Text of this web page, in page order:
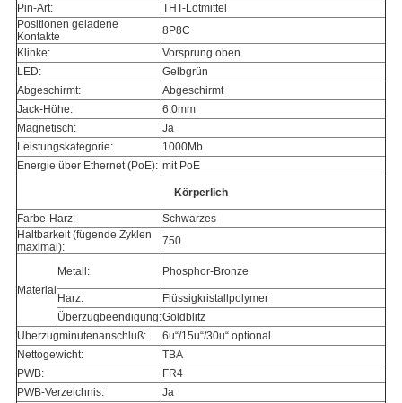
Pin-Art:
THT-Lötmittel
Positionen geladene
Kontakte
8P8C
Klinke:
Vorsprung oben
LED:
Gelbgrün
Abgeschirmt:
Abgeschirmt
Jack-Höhe:
6.0mm
Magnetisch:
Ja
Leistungskategorie:
1000Mb
Energie über Ethernet (PoE): mit PoE
Körperlich
Farbe-Harz:
Schwarzes
Haltbarkeit (fügende Zyklen
maximal):
750
Material
Metall: Phosphor-Bronze
Harz:
Flüssigkristallpolymer
Überzugbeendigung:Goldblitz
Überzugminutenanschluß:
6u“/15u“/30u“ optional
Nettogewicht:
TBA
PWB:
FR4
PWB-Verzeichnis:
Ja